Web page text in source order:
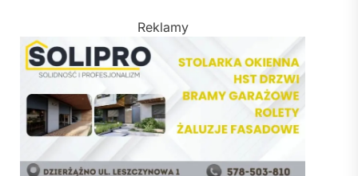
Reklamy